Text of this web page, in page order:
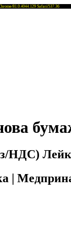
81.0.4044.129 Safari/537.36
НДС)
|